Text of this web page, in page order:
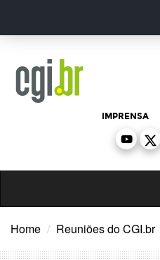
o
IMPRENSA
Home Reuniões do CGI.br